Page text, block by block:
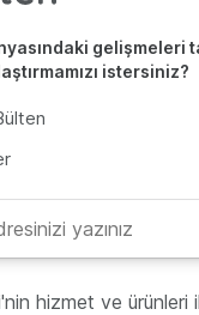
gelişmeleri
istersiniz?
hizmet ve ürünleri